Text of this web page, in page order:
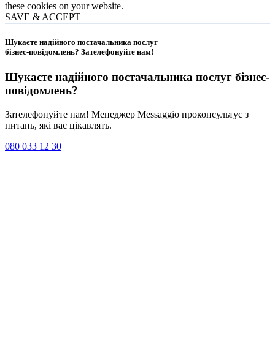
these cookies on your website.
SAVE & ACCEPT
Шукаєте надійного постачальника послуг
бізнес-повідомлень? Зателефонуйте нам!
Шукаєте надійного постачальника послуг бізнес-
повідомлень?
Зателефонуйте нам! Менеджер Messaggio проконсультує з
питань, які вас цікавлять.
080 033 12 30